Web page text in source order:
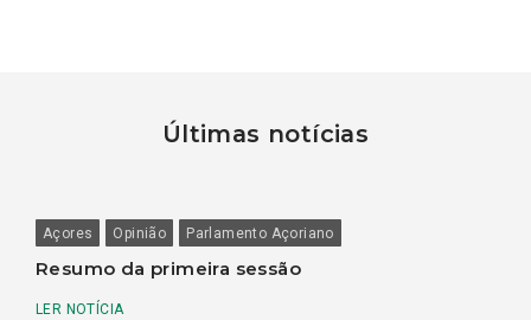
Últimas notícias
Açores Opinião Parlamento Açoriano
Resumo da primeira sessão
LER NOTÍCIA